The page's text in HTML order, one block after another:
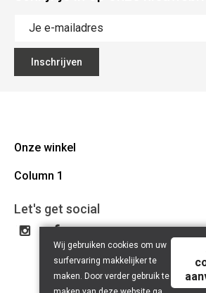
Inschrijven
Onze winkel
Mallebergplaats 13 - 8000 Brugge
050/33 25 75
BE 0648.822.409
Column 1
Cadeaubon
Let's get social
Wij gebruiken cookies om uw
surfervaring makkelijker te
maken. Door verder gebruik te